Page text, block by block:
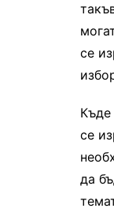
се
Къде
се
да